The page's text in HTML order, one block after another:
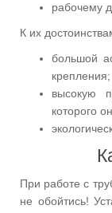
рабочему
К их
большой
крепления;
высокую
которого
При работе с
не обойтись!